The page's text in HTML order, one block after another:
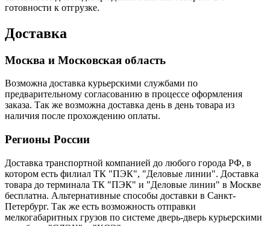
готовности к отгрузке.
Доставка
Москва и Московская область
Возможна доставка курьерскими службами по
предварительному согласованию в процессе оформления
заказа. Так же возможна доставка день в день товара из
наличия после прохождению оплаты.
Регионы России
Доставка транспортной компанией до любого города РФ, в
котором есть филиал ТК "ПЭК", "Деловые линии". Доставка
товара до терминала ТК "ПЭК" и "Деловые линии" в Москве
бесплатна. Альтернативные способы доставки в Санкт-
Петербург. Так же есть возможность отправки
мелкогабаритных грузов по системе дверь-дверь курьерскими